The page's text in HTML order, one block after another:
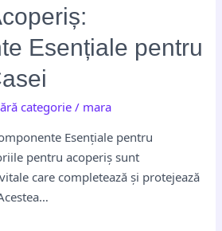
Esențiale pentru
categorie/ mara
Esențiale pentru
pentru acoperiș sunt
care completează și protejează